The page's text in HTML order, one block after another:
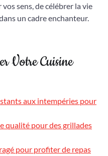
sens, de célébrer la vie
un cadre enchanteur.
Votre Cuisine
aux intempéries pour
qualité pour des grillades
pour profiter de repas